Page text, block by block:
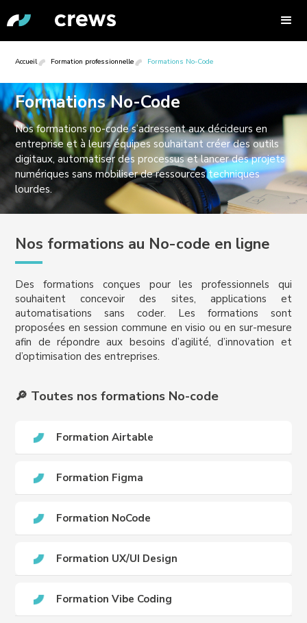
Accueil Formation professionnelle Formations No-Code
Formations No-Code
Nos formations no-code s’adressent aux décideurs en
entreprise et à leurs équipes souhaitant créer des outils
digitaux, automatiser des processus et lancer des projets
numériques sans mobiliser de ressources techniques
lourdes.
Nos formations au No-code en ligne
Des formations conçues pour les professionnels qui
souhaitent concevoir des sites, applications et
automatisations sans coder. Les formations sont
proposées en session commune en visio ou en sur-mesure
afin de répondre aux besoins d’agilité, d’innovation et
d’optimisation des entreprises.
🔎 Toutes nos formations No-code
Formation Airtable
Formation Figma
Formation NoCode
Formation UX/UI Design
Formation Vibe Coding